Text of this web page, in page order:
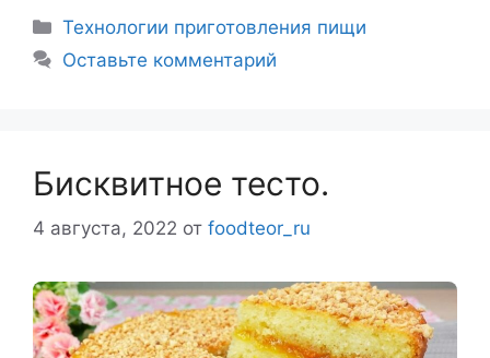
Рубрики
Технологии приготовления пищи
Оставьте комментарий
Бисквитное тесто.
4 августа, 2022 от foodteor_ru